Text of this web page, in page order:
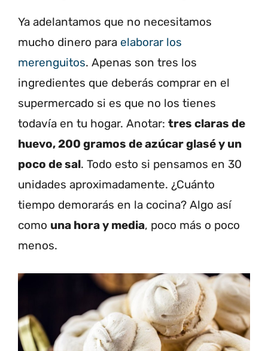
Ya adelantamos que no necesitamos
mucho dinero para elaborar los
merenguitos. Apenas son tres los
ingredientes que deberás comprar en el
supermercado si es que no los tienes
todavía en tu hogar. Anotar: tres claras de
huevo, 200 gramos de azúcar glasé y un
poco de sal. Todo esto si pensamos en 30
unidades aproximadamente. ¿Cuánto
tiempo demorarás en la cocina? Algo así
como una hora y media, poco más o poco
menos.